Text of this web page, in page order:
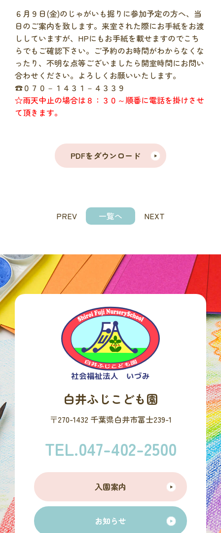
６月９日(金)のじゃがいも掘りに参加予定の方へ、当
日のご案内を致します。来室された際にお手紙をお渡
ししていますが、HPにもお手紙を載せますのでこち
らでもご確認下さい。ご予約のお時間がわからなくな
ったり、不明な点等ございましたら開室時間にお問い
合わせください。よろしくお願いいたします。
☎０７０－１４３１－４３３９
☆雨天中止の場合は８：３０～順番に電話を掛けさせ
て頂きます。
PDFをダウンロード
PREV 一覧へ NEXT
白井ふじこども園
〒270-1432 千葉県白井市冨士239-1
TEL.047-402-2500
入園案内
お知らせ